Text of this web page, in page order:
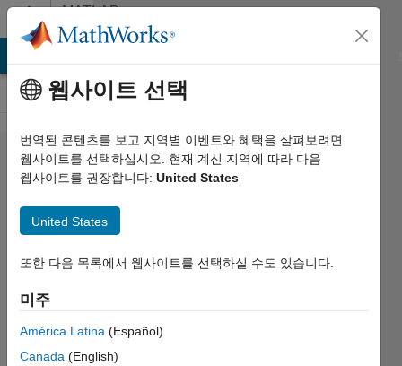
콘텐츠로 바로 가기
MATLAB
Answers
Can I have
subdirectories
in a +package
directory?
Richard
Crozier
2015 3월
웹사이트 선택
번역된 콘텐츠를 보고 지역별 이벤트와 혜택을 살펴보려면
웹사이트를 선택하십시오. 현재 계신 지역에 따라 다음
웹사이트를 권장합니다: United States
United States
또한 다음 목록에서 웹사이트를 선택하실 수도 있습니다.
미주
América Latina (Español)
Canada (English)